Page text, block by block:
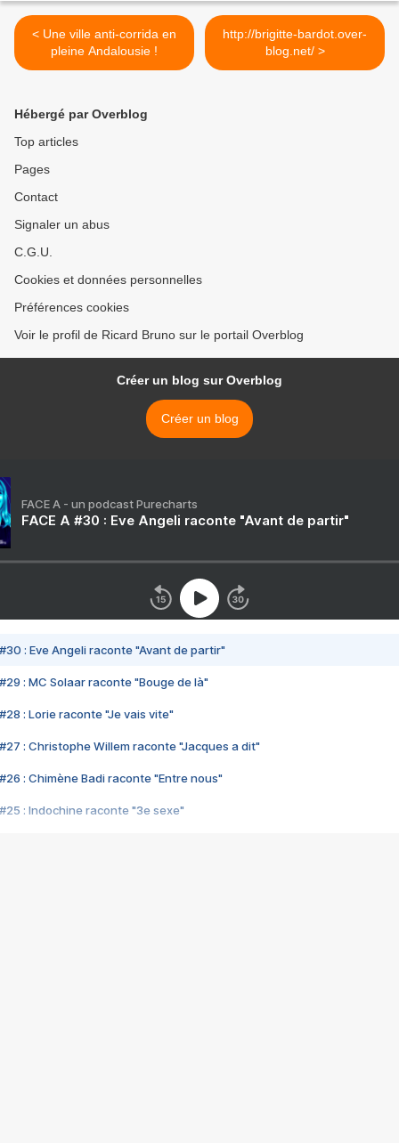
< Une ville anti-corrida en
pleine Andalousie !
http://brigitte-bardot.over-
blog.net/ >
Hébergé par Overblog
Top articles
Pages
Contact
Signaler un abus
C.G.U.
Cookies et données personnelles
Préférences cookies
Voir le profil de Ricard Bruno sur le portail Overblog
Créer un blog sur Overblog
Créer un blog
FACE A - un podcast Purecharts
FACE A #30 : Eve Angeli raconte "Avant de partir"
#30 : Eve Angeli raconte "Avant de partir"
#29 : MC Solaar raconte "Bouge de là"
#28 : Lorie raconte "Je vais vite"
#27 : Christophe Willem raconte "Jacques a dit"
#26 : Chimène Badi raconte "Entre nous"
#25 : Indochine raconte "3e sexe"